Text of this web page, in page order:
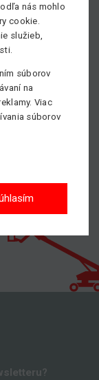
všetky kontakty
plošín
nás mohlo
cookie.
služieb,
súborov
na
Viac
súborov